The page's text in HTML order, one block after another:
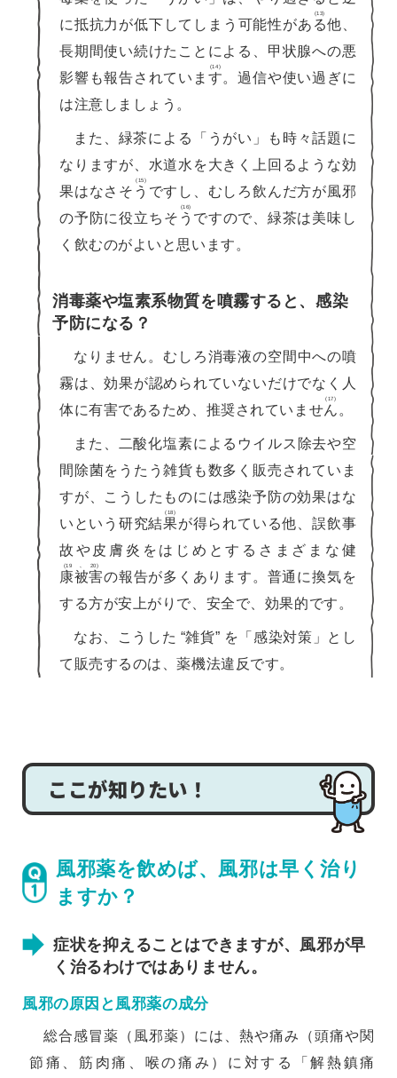
に抵抗力が低下してしまう可能性があ る
(13)
他、
長期間使い続けたことによる、甲状腺への悪
影響も報告されていま す
(14)
。過信や使い過ぎに
は注意しましょう。
また、緑茶による「うがい」も時々話題に
なりますが、水道水を大きく上回るような効
果はなさそ う
(15)
ですし、むしろ飲んだ方が風邪
の予防に役立ちそ う
(16)
ですので、緑茶は美味し
く飲むのがよいと思います。
消毒薬や塩素系物質を噴霧すると、感染
予防になる？
なりません。むしろ消毒液の空間中への噴
霧は、効果が認められていないだけでなく人
体に有害であるため、推奨されていません
(17)
。
また、二酸化塩素によるウイルス除去や空
間除菌をうたう雑貨も数多く販売されていま
すが、こうしたものには感染予防の効果はな
いという研究結果
(18)
が得られている他、誤飲事
故や皮膚炎をはじめとするさまざまな健
康被害
(19､20)
の報告が多くあります。普通に換気を
する方が安上がりで、安全で、効果的です。
なお、こうした “雑貨” を「感染対策」とし
て販売するのは、薬機法違反です。
ここが知りたい！
風邪薬を飲めば、風邪は早く治り
ますか？
症状を抑えることはできますが、風邪が早
く治るわけではありません。
風邪の原因と風邪薬の成分
総合感冒薬（風邪薬）には、熱や痛み（頭痛や関
節痛、筋肉痛、喉の痛み）に対する「解熱鎮痛